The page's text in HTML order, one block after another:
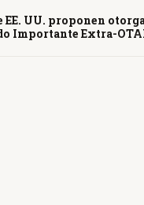
EE. UU. proponen
Importante Extra-